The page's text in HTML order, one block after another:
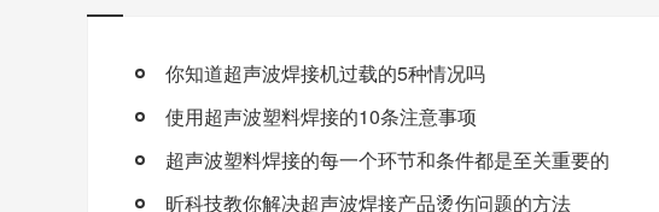
你知道超声波焊接机过载的5种情况吗
使用超声波塑料焊接的10条注意事项
超声波塑料焊接的每一个环节和条件都是至关重要的
昕科技教你解决超声波焊接产品烫伤问题的方法